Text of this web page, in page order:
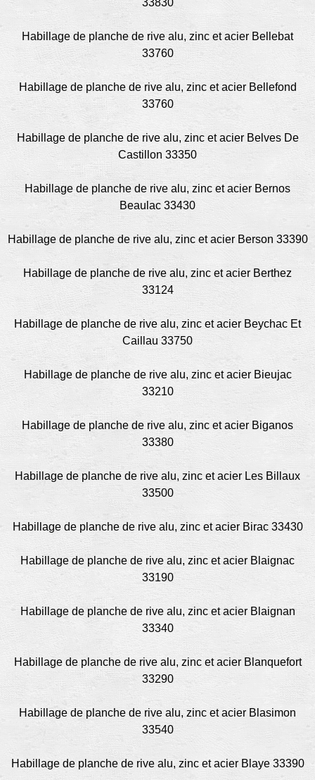
Habillage de planche de rive alu, zinc et acier Bellebat
33760
Habillage de planche de rive alu, zinc et acier Bellefond
33760
Habillage de planche de rive alu, zinc et acier Belves De
Castillon 33350
Habillage de planche de rive alu, zinc et acier Bernos
Beaulac 33430
Habillage de planche de rive alu, zinc et acier Berson 33390
Habillage de planche de rive alu, zinc et acier Berthez
33124
Habillage de planche de rive alu, zinc et acier Beychac Et
Caillau 33750
Habillage de planche de rive alu, zinc et acier Bieujac
33210
Habillage de planche de rive alu, zinc et acier Biganos
33380
Habillage de planche de rive alu, zinc et acier Les Billaux
33500
Habillage de planche de rive alu, zinc et acier Birac 33430
Habillage de planche de rive alu, zinc et acier Blaignac
33190
Habillage de planche de rive alu, zinc et acier Blaignan
33340
Habillage de planche de rive alu, zinc et acier Blanquefort
33290
Habillage de planche de rive alu, zinc et acier Blasimon
33540
Habillage de planche de rive alu, zinc et acier Blaye 33390